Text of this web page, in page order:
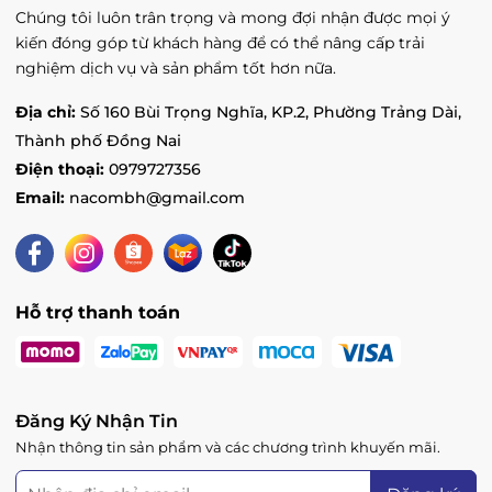
3. Ưu, nhược điểm sản phẩm
Ưu điểm
Bền và Độ Bền Cao: áo
trong nhiều tình huống sử dụng và giữ hình dáng tốt
sau thời gian dài.
sau nhiều lần giặt, điều này giúp giữ cho áo luôn trông
gọn gàng.
Chống Nước và Nhanh Khô:
chống nước và nhanh khô, thích hợp cho các hoạt động
Giá Trị Tiền Bạc:Thường có giá thành tốt hơn so với
mua sắm.
Chúng tôi luôn trân trọng và mong đợi nhận được mọi ý
kiến đóng góp từ khách hàng để có thể nâng cấp trải
nghiệm dịch vụ và sản phẩm tốt hơn nữa.
Địa chỉ: Số 160 Bùi Trọng Nghĩa, KP.2, Phường Trảng Dài,
Thành phố Đồng Nai
Điện thoại: 0979727356
Email: nacombh@gmail.com
Hỗ trợ thanh toán
Đăng Ký Nhận Tin
Nhận thông tin sản phẩm và các chương trình khuyến mãi.